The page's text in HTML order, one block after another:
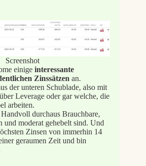
Screenshot
einige interessante
Zinssätzen an.
der unteren Schublade, also mit
Leverage oder gar welche, die
arbeiten.
durchaus Brauchbare,
und moderat gehebelt sind. Und
Zinsen von immerhin 14
geraumen Zeit und bin